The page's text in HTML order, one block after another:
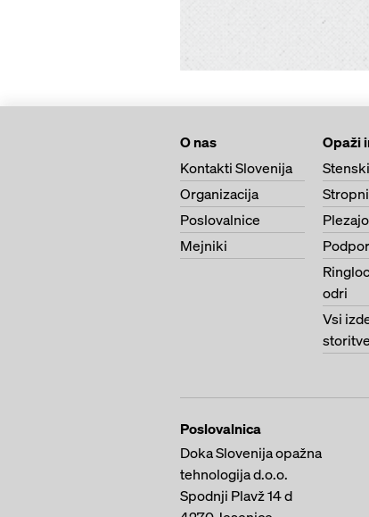
O nas
Kontakti Slovenija
Organizacija
Poslovalnice
Mejniki
Opaži
odri
Vsi
storitve
Poslovalnica
Doka Slovenija opažna
tehnologija d.o.o.
Spodnji Plavž 14 d